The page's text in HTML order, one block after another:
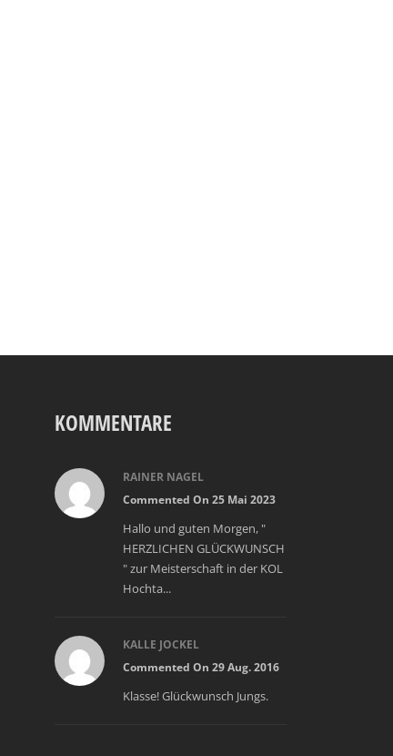
KOMMENTARE
RAINER NAGEL
Commented On 25 Mai 2023
Hallo und guten Morgen, "
HERZLICHEN GLÜCKWUNSCH
" zur Meisterschaft in der KOL
Hochta...
KALLE JOCKEL
Commented On 29 Aug. 2016
Klasse! Glückwunsch Jungs.